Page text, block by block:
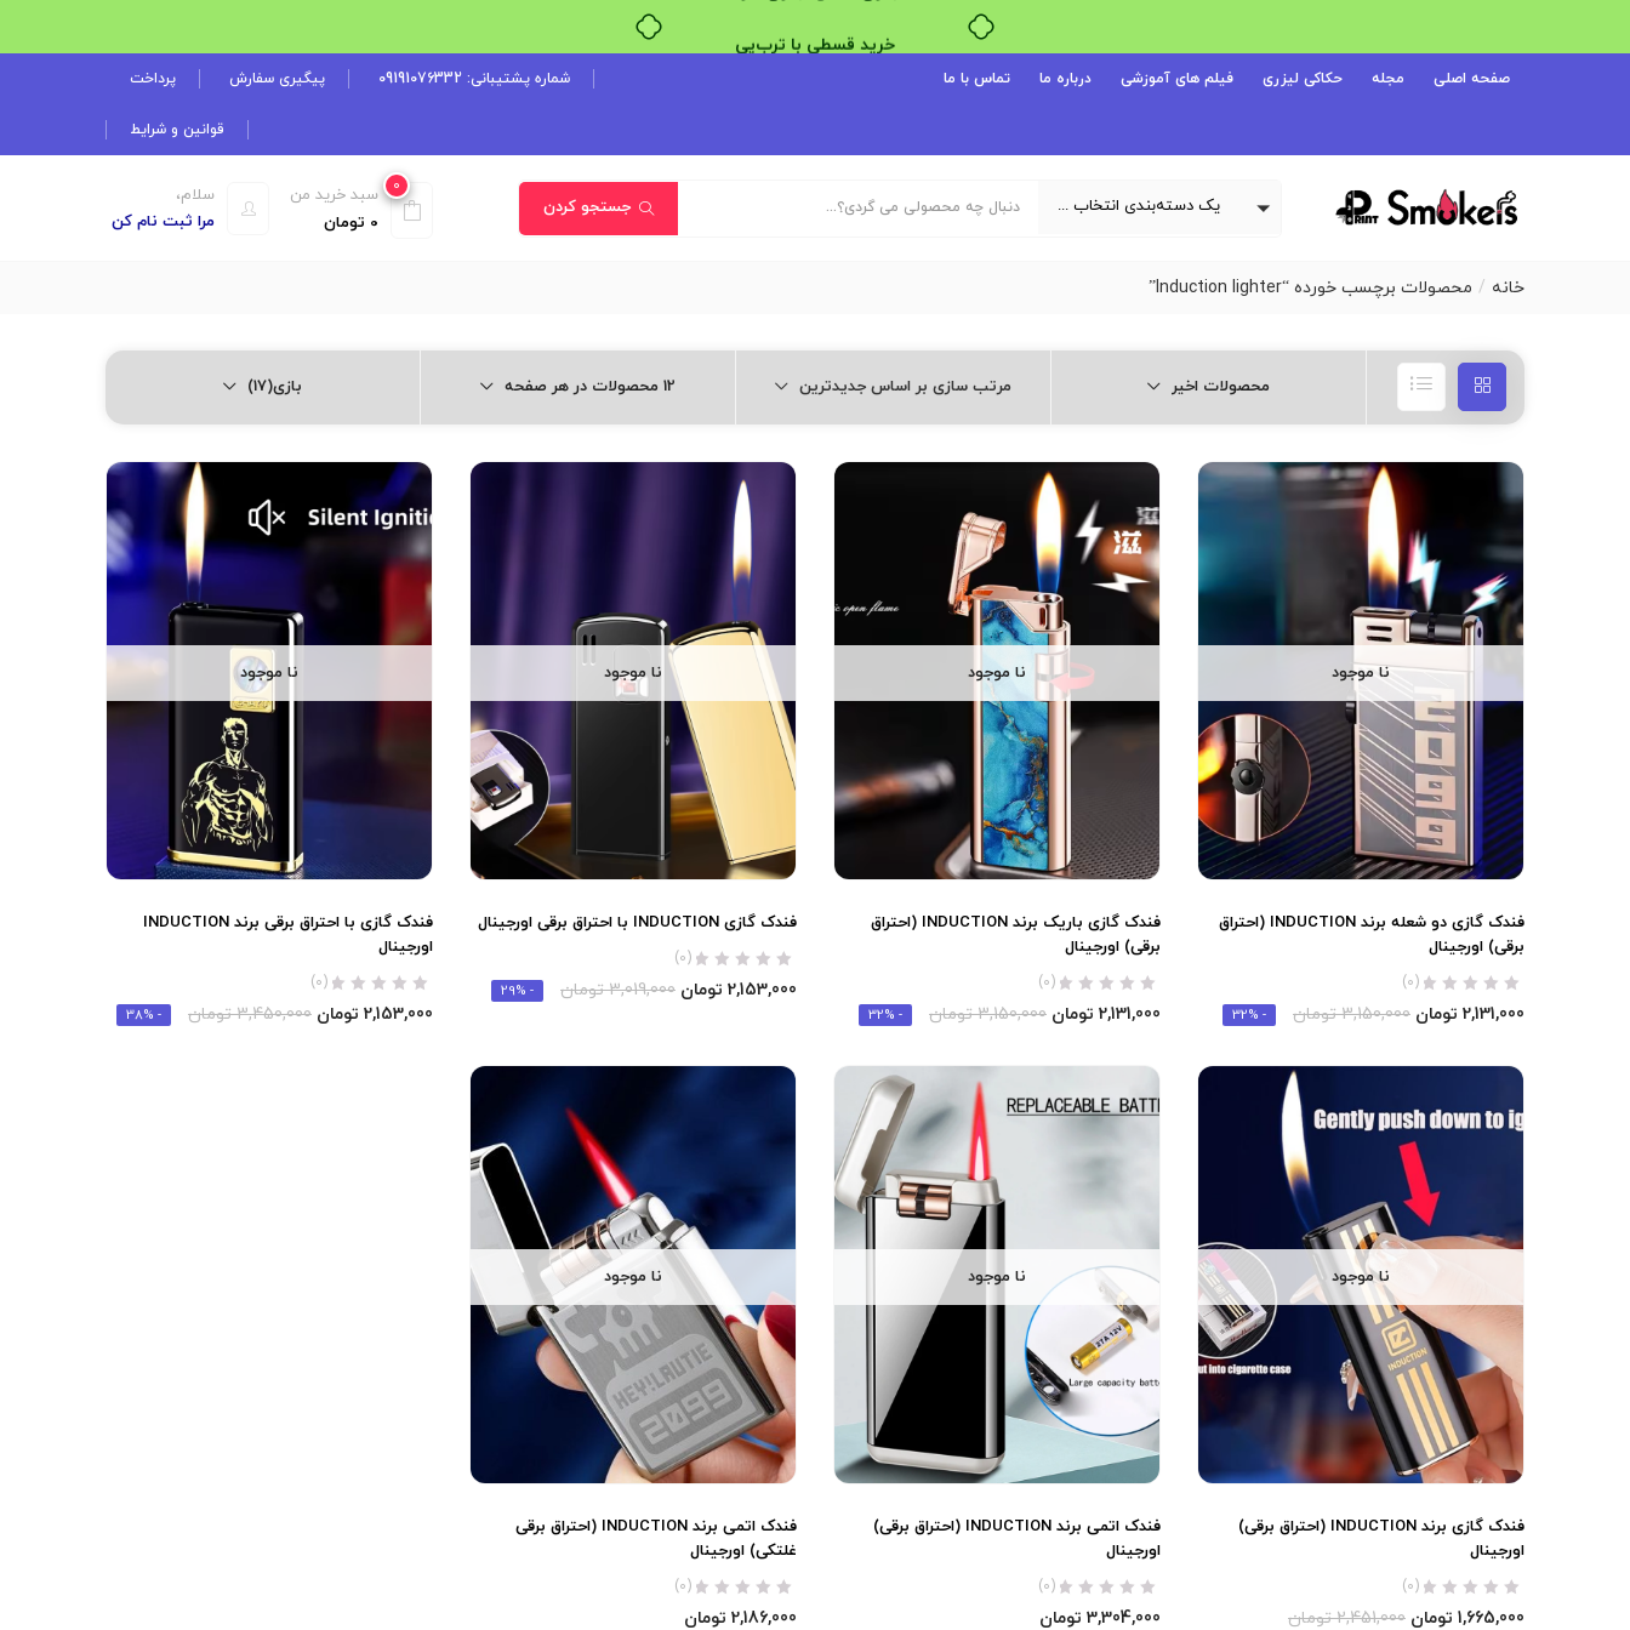
صفحه اصلی مجله حکاکی لیزری فیلم های آموزشی درباره ما تماس با ما شماره پشتیبانی: 09191076332 پیگیری سفارش پرداخت
قوانین و شرایط
یک دسته‌بندی انتخاب کنید جستجو کردن
سلام،
مرا ثبت نام کن
0
سبد خرید من
0 تومان
خانه محصولات برچسب خورده “Induction lighter”
محصولات اخیر مرتب سازی بر اساس جدیدترین 12 محصولات در هر صفحه بازی(17)
نا موجود
فندک گازی دو شعله برند INDUCTION (احتراق
برقی) اورجینال
(0)
2,131,000 تومان 3,150,000 تومان - 32%
نا موجود
فندک گازی باریک برند INDUCTION (احتراق
برقی) اورجینال
(0)
2,131,000 تومان 3,150,000 تومان - 32%
نا موجود
فندک گازی INDUCTION با احتراق برقی اورجینال
(0)
2,153,000 تومان 3,019,000 تومان - 29%
نا موجود
فندک گازی با احتراق برقی برند INDUCTION
اورجینال
(0)
2,153,000 تومان 3,450,000 تومان - 38%
نا موجود
فندک گازی برند INDUCTION (احتراق برقی)
اورجینال
(0)
1,665,000 تومان 2,451,000 تومان
نا موجود
فندک اتمی برند INDUCTION (احتراق برقی)
اورجینال
(0)
3,304,000 تومان
نا موجود
فندک اتمی برند INDUCTION (احتراق برقی
غلتکی) اورجینال
(0)
2,186,000 تومان